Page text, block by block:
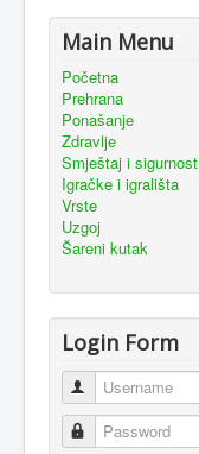
Main Menu
Početna
Prehrana
Ponašanje
Zdravlje
Smještaj i sigurnost
Igračke i igrališta
Vrste
Uzgoj
Šareni kutak
Login Form
Username
Password